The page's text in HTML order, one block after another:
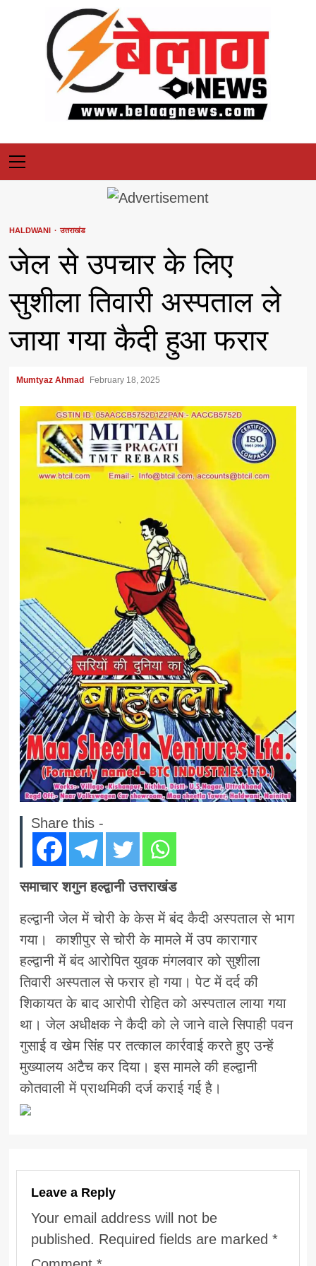
Primary
Menu
HALDWANI उत्तराखंड
जेल से उपचार के लिए
सुशीला तिवारी अस्पताल ले
जाया गया कैदी हुआ फरार
Mumtyaz Ahmad February 18, 2025
Share this -
समाचार शगुन हल्द्वानी उत्तराखंड
हल्द्वानी जेल में चोरी के केस में बंद कैदी अस्पताल से भाग
गया। काशीपुर से चोरी के मामले में उप कारागार
हल्द्वानी में बंद आरोपित युवक मंगलवार को सुशीला
तिवारी अस्पताल से फरार हो गया। पेट में दर्द की
शिकायत के बाद आरोपी रोहित को अस्पताल लाया गया
था। जेल अधीक्षक ने कैदी को ले जाने वाले सिपाही पवन
गुसाई व खेम सिंह पर तत्काल कार्रवाई करते हुए उन्हें
मुख्यालय अटैच कर दिया। इस मामले की हल्द्वानी
कोतवाली में प्राथमिकी दर्ज कराई गई है।
Leave a Reply
Your email address will not be
published. Required fields are marked*